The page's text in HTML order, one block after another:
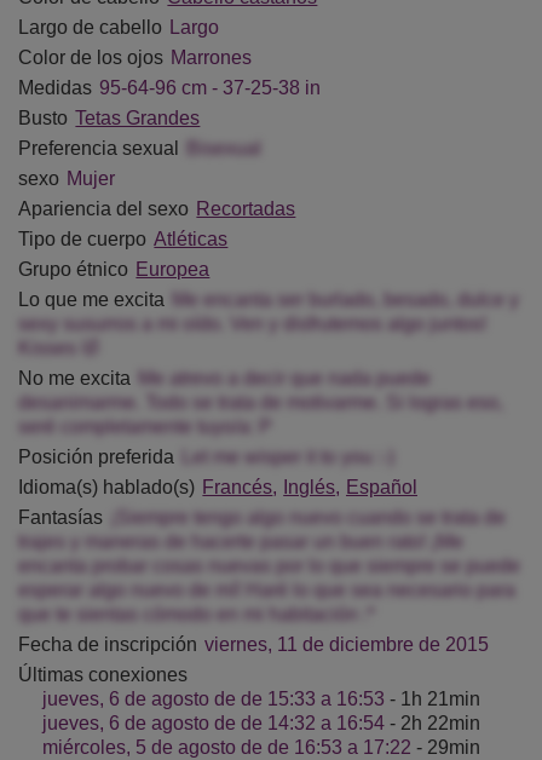
Largo de cabello Largo
Color de los ojos Marrones
Medidas 95-64-96 cm - 37-25-38 in
Busto Tetas Grandes
Preferencia sexual
Bisexual
sexo Mujer
Apariencia del sexo Recortadas
Tipo de cuerpo Atléticas
Grupo étnico Europea
Lo que me excita
Me encanta ser burlado, besado, dulce y
sexy susurros a mi oído. Ven y disfrutemos algo juntos!
Kisses 🤣
No me excita
Me atrevo a decir que nada puede
desanimarme. Todo se trata de motivarme. Si logras eso,
seré completamente tuyo/a: P
Posición preferida
Let me wisper it to you :-)
Idioma(s) hablado(s) Francés Inglés
Español
Fantasías
¡Siempre tengo algo nuevo cuando se trata de
trajes y maneras de hacerte pasar un buen rato! ¡Me
encanta probar cosas nuevas por lo que siempre se puede
esperar algo nuevo de mí! Haré lo que sea necesario para
que te sientas cómodo en mi habitación :*
Fecha de inscripción viernes, 11 de diciembre de 2015
Últimas conexiones
jueves, 6 de agosto de de 15:33 a 16:53 - 1h 21min
jueves, 6 de agosto de de 14:32 a 16:54 - 2h 22min
miércoles, 5 de agosto de de 16:53 a 17:22 - 29min